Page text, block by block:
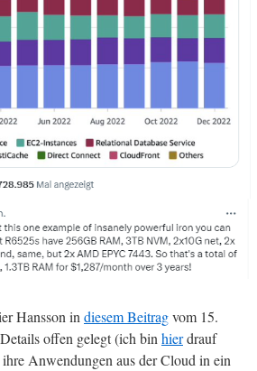
Hansson in diesem Beitragvom 15.
offen gelegt (ich bin hierdrauf
Anwendungen aus der Cloud in ein